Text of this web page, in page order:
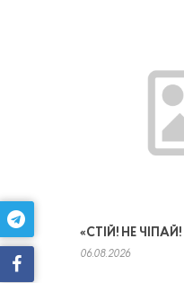
«СТІЙ! НЕ
06.08.2026